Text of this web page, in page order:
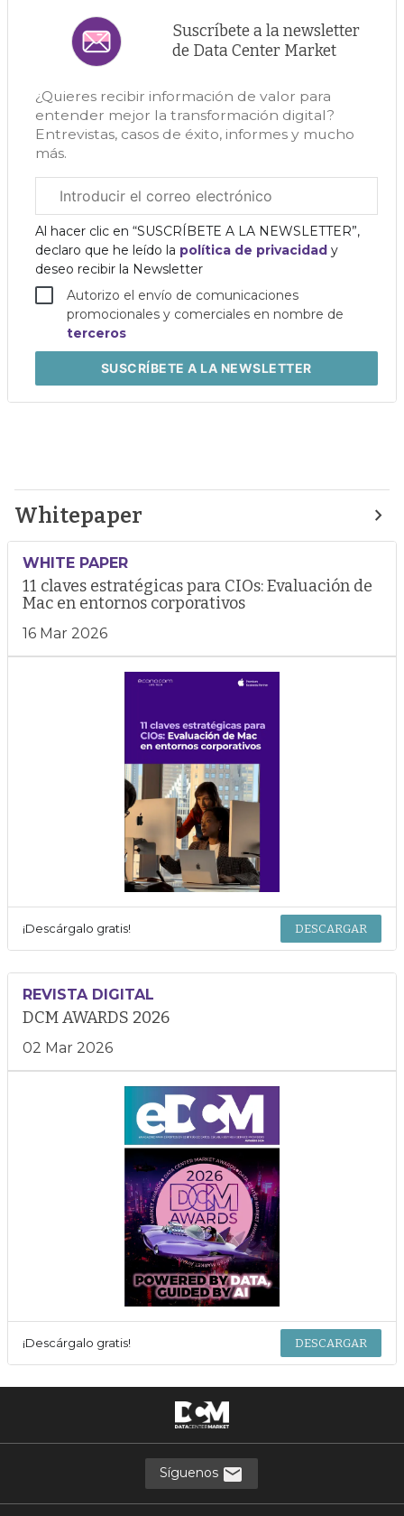
Suscríbete a la newsletter
de Data Center Market
¿Quieres recibir información de valor para
entender mejor la transformación digital?
Entrevistas, casos de éxito, informes y mucho
más.
electrónico
corporativo
Al hacer clic en “SUSCRÍBETE A LA NEWSLETTER”,
declaro que he leído la política de privacidad y
deseo recibir la Newsletter
Autorizo el envío de comunicaciones
promocionales y comerciales en nombre de
terceros
SUSCRÍBETEA LA NEWSLETTER
Whitepaper
WHITE PAPER
11 claves estratégicas para CIOs: Evaluación de
Mac en entornos corporativos
16 Mar 2026
¡Descárgalo gratis! DESCARGAR
REVISTA DIGITAL
DCM AWARDS 2026
02 Mar 2026
¡Descárgalo gratis! DESCARGAR
Síguenos